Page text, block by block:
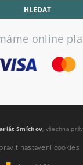
online
Smíchov , všechna
nastavení cookies